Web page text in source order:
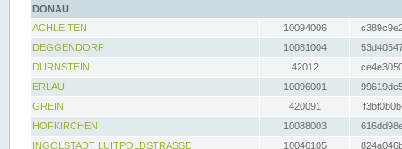
DONAU
ACHLEITEN
10094006
DEGGENDORF
10081004
DÜRNSTEIN
42012
ERLAU
10096001
GREIN
420091
HOFKIRCHEN
10088003
INGOLSTADT LUITPOLDSTRASSE
10046105